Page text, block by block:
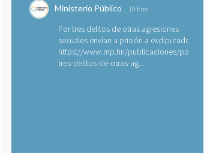
Ministerio Público 19 Ene
Por tres delitos de otras agresiones
sexuales envían a prisión a exdiputado
https://www.mp.hn/publicaciones/por-
tres-delitos-de-otras-ag...